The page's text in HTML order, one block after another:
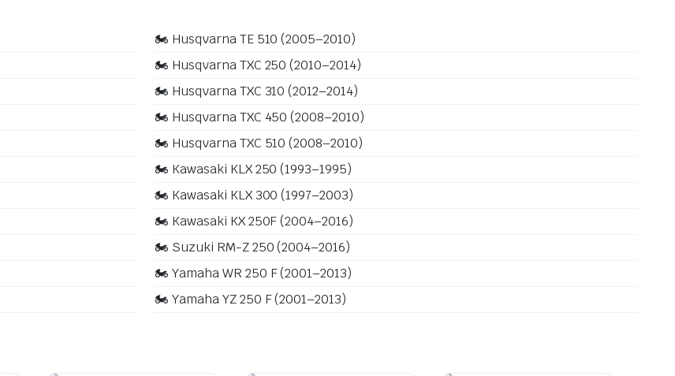
🏍️ Husqvarna TE 510 (2005–2010)
🏍️ Husqvarna TXC 250 (2010–2014)
🏍️ Husqvarna TXC 310 (2012–2014)
🏍️ Husqvarna TXC 450 (2008–2010)
🏍️ Husqvarna TXC 510 (2008–2010)
🏍️ Kawasaki KLX 250 (1993–1995)
🏍️ Kawasaki KLX 300 (1997–2003)
🏍️ Kawasaki KX 250F (2004–2016)
🏍️ Suzuki RM-Z 250 (2004–2016)
🏍️ Yamaha WR 250 F (2001–2013)
🏍️ Yamaha YZ 250 F (2001–2013)